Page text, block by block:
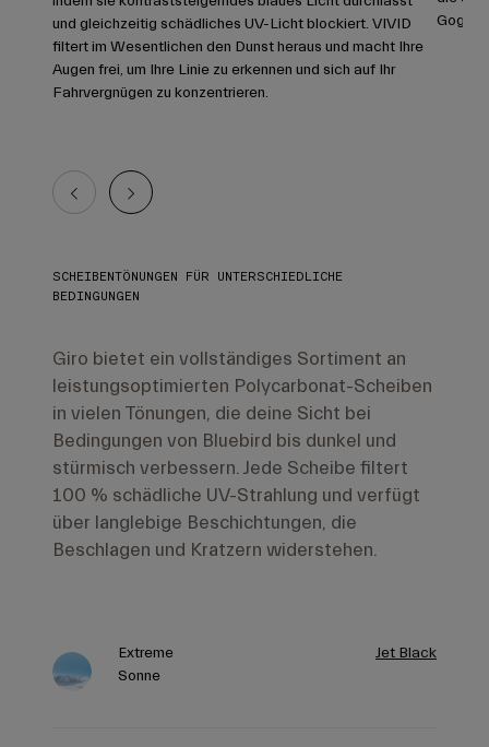
und gleichzeitig schädliches UV-Licht blockiert. VIVID
filtert im Wesentlichen den Dunst heraus und macht Ihre
Augen frei, um Ihre Linie zu erkennen und sich auf Ihr
Fahrvergnügen zu konzentrieren.
Goggle
SCHEIBENTÖNUNGEN FÜR UNTERSCHIEDLICHE
BEDINGUNGEN
Giro bietet ein vollständiges Sortiment an
leistungsoptimierten Polycarbonat-Scheiben
in vielen Tönungen, die deine Sicht bei
Bedingungen von Bluebird bis dunkel und
stürmisch verbessern. Jede Scheibe filtert
100 % schädliche UV-Strahlung und verfügt
über langlebige Beschichtungen, die
Beschlagen und Kratzern widerstehen.
Extreme
Sonne
Jet Black